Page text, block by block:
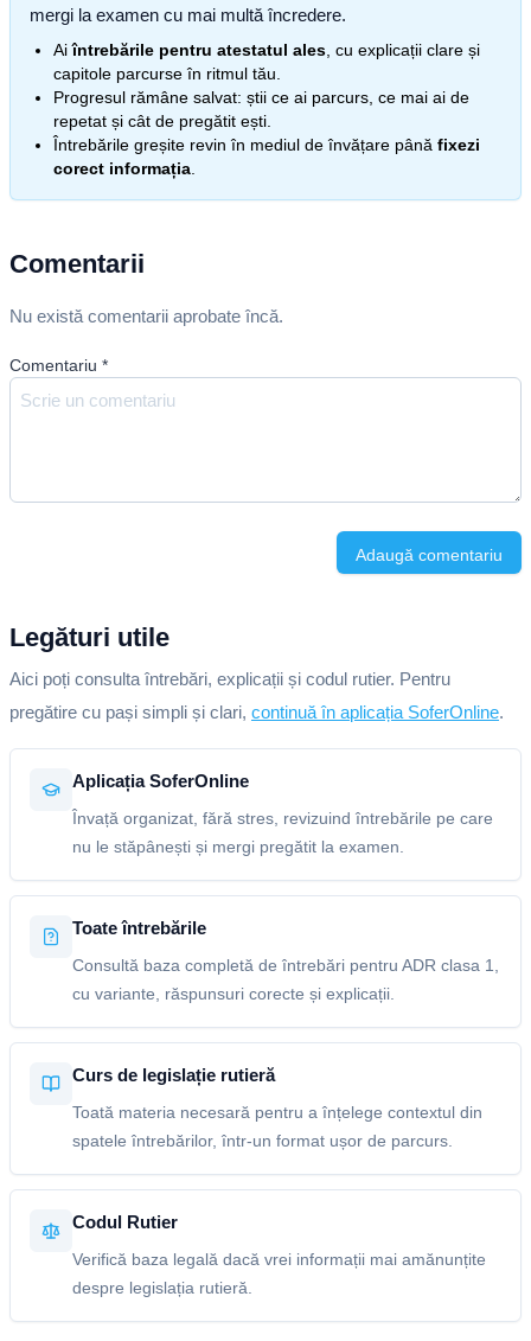
mergi la examen cu mai multă încredere.
Aiîntrebările pentru atestatul ales , cu explicații clare și
capitole parcurse în ritmul tău.
Progresul rămâne salvat: știi ce ai parcurs, ce mai ai de
repetat și cât de pregătit ești.
Întrebările greșite revin în mediul de învățare până fixezi
corect informația
Comentarii
Nu există comentarii aprobate încă.
Comentariu *
Adaugă comentariu
Legături utile
Aici poți consulta întrebări, explicații și codul rutier. Pentru
pregătire cu pași simpli și clari, continuă în aplicația SoferOnline.
Aplicația SoferOnline
Învață organizat, fără stres, revizuind întrebările pe care
nu le stăpânești și mergi pregătit la examen.
Toate întrebările
Consultă baza completă de întrebări pentru ADR clasa 1,
cu variante, răspunsuri corecte și explicații.
Curs de legislație rutieră
Toată materia necesară pentru a înțelege contextul din
spatele întrebărilor, într-un format ușor de parcurs.
Codul Rutier
Verifică baza legală dacă vrei informații mai amănunțite
despre legislația rutieră.